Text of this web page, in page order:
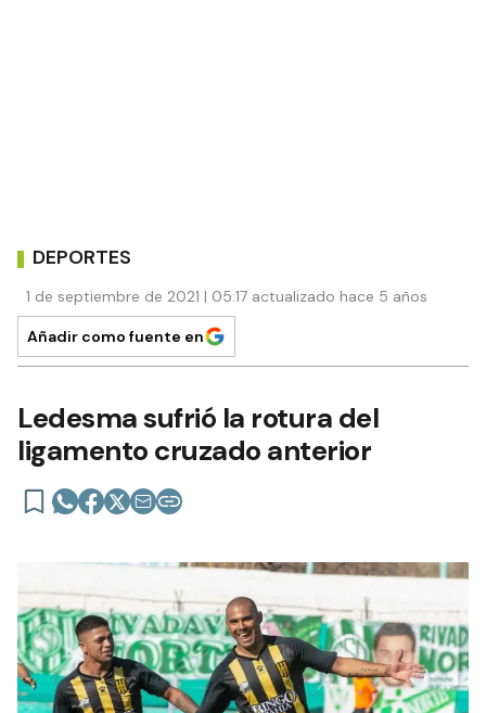
DEPORTES
1 de septiembre de 2021 | 05:17 actualizado hace 5 años
Añadir como fuente en
Ledesma sufrió la rotura del
ligamento cruzado anterior